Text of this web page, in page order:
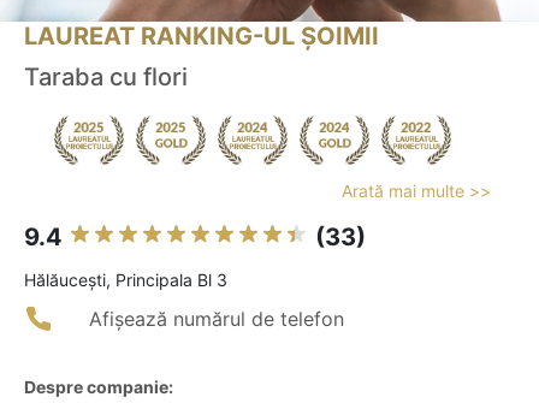
LAUREAT RANKING-UL ȘOIMII
Taraba cu flori
Arată mai multe >>
9.4 (33)
Hălăuceşti, Principala Bl 3
Afișează numărul de telefon
Despre companie: